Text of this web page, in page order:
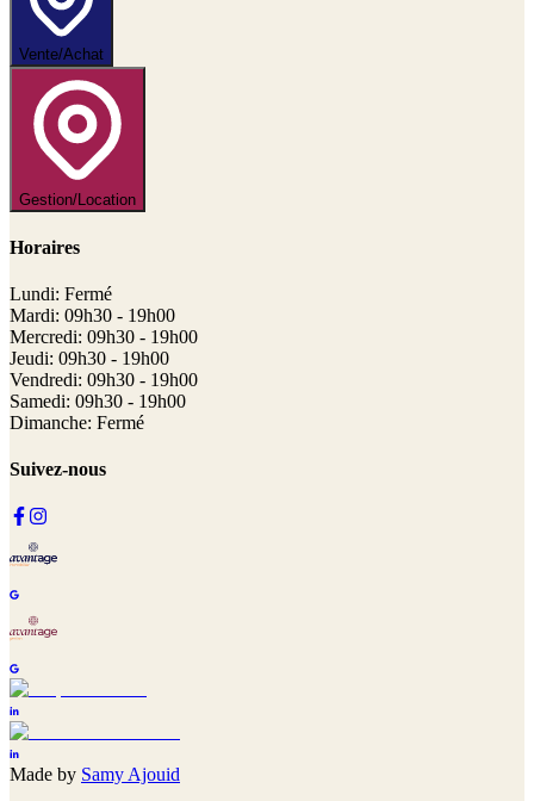
Vente/Achat
Gestion/Location
Horaires
Lundi: Fermé
Mardi: 09h30 - 19h00
Mercredi: 09h30 - 19h00
Jeudi: 09h30 - 19h00
Vendredi: 09h30 - 19h00
Samedi: 09h30 - 19h00
Dimanche: Fermé
Suivez-nous
Made by Samy Ajouid